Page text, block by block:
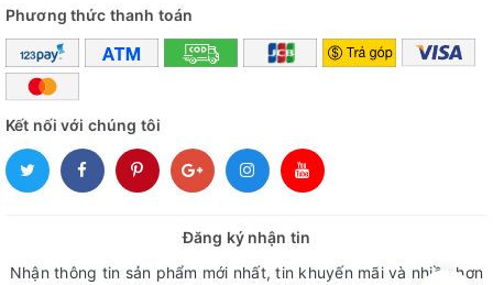
Phương thức thanh toán
Kết nối với chúng tôi
Đăng ký nhận tin
Nhận thông tin sản phẩm mới nhất, tin khuyến mãi và nhiều hơn